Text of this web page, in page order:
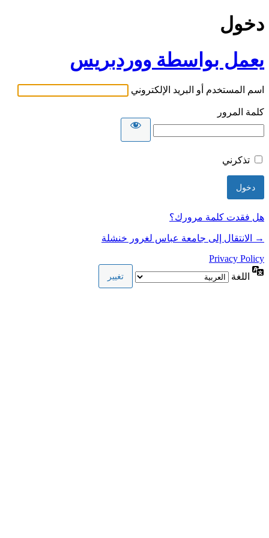
دخول
يعمل بواسطة ووردبريس
اسم المستخدم أو البريد الإلكتروني
كلمة المرور
تذكرني
هل فقدت كلمة مرورك؟
→ الانتقال إلى جامعة عباس لغرور خنشلة
Privacy Policy
اللغة